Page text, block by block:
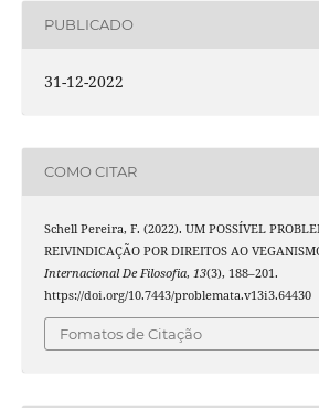
PUBLICADO
31-12-2022
COMO CITAR
Schell Pereira, F. (2022). UM POSSÍVEL
REIVINDICAÇÃO POR DIREITOS AO
Internacional De Filosofia, 13(3), 188–201.
https://doi.org/10.7443/problemata.v13i3.64430
Fomatos de Citação